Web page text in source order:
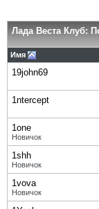
Лада Веста Клуб:
Имя
19john69
1ntercept
1one
Новичок
1shh
Новичок
1vova
Новичок